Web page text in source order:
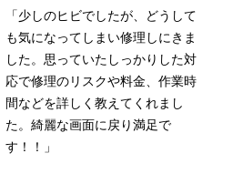
「少しのヒビでしたが、どうして
も気になってしまい修理しにきま
した。思っていたしっかりした対
応で修理のリスクや料金、作業時
間などを詳しく教えてくれまし
た。綺麗な画面に戻り満足で
す！！」